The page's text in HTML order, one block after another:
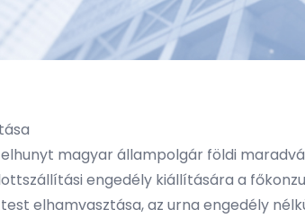
magyar állampolgár földi
engedély kiállítására a
elhamvasztása, az urna engedély